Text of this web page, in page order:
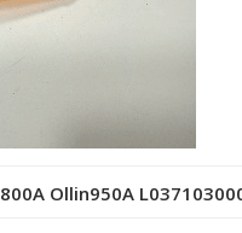
Ollin950A